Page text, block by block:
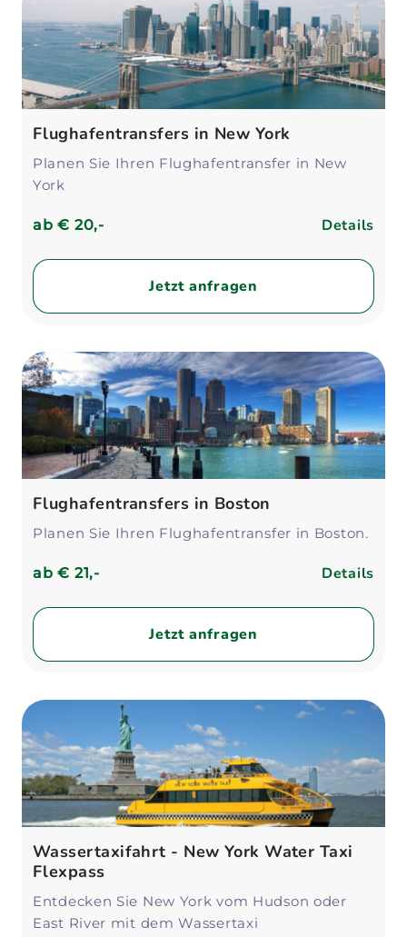
Flughafentransfers in New York
Planen Sie Ihren Flughafentransfer in New
York
ab€ 20,- Details
Jetzt anfragen
Flughafentransfers in Boston
Planen Sie Ihren Flughafentransfer in Boston.
ab€ 21,- Details
Jetzt anfragen
Wassertaxifahrt - New York Water Taxi
Flexpass
Entdecken Sie New York vom Hudson oder
East River mit dem Wassertaxi